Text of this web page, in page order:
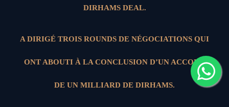
DIRHAMS DEAL.
A DIRIGÉ TROIS ROUNDS DE NÉGOCIATIONS QUI
ONT ABOUTI À LA CONCLUSION D’UN ACCORD
DE UN MILLIARD DE DIRHAMS.